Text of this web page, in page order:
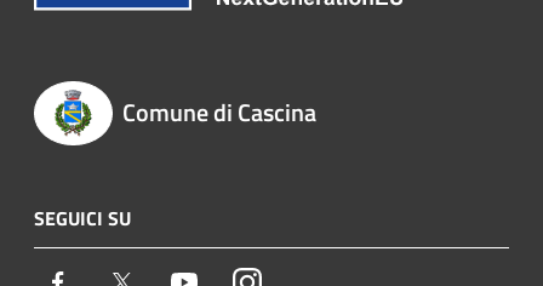
Comune di Cascina
SEGUICI SU